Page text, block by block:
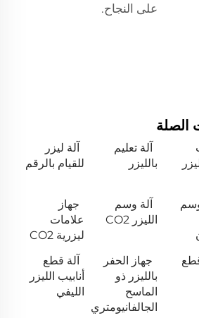
على النجاح.
الصلة
آلة تعليم
بالليزر
آلة ليزر
للقيام بالرقم
آلة وسم
الليزر CO2
جهاز
علامات
ليزرية CO2
جهاز الحفر
بالليزر ذو
الماسح
الجالفانيومتري
آلة قطع
أنابيب الليزر
الليفي